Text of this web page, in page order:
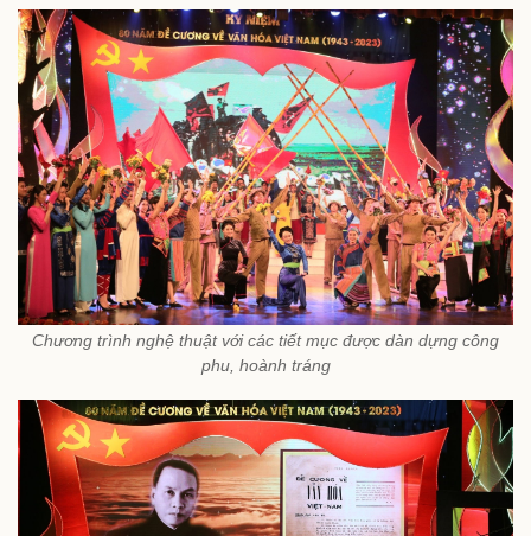
Chương trình nghệ thuật với các tiết mục được dàn dựng công
phu, hoành tráng